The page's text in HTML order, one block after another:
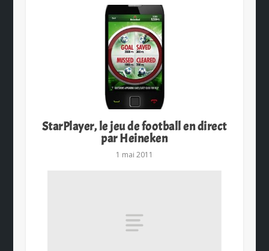
StarPlayer, le jeu de football en direct
par Heineken
1 mai 2011